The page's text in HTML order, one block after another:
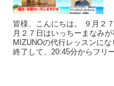
皆様、こんにちは。 ９月２
月２７日はいっちーまなみ
MIZUNOの代行レッスンに
終了して、20:45分からフリ